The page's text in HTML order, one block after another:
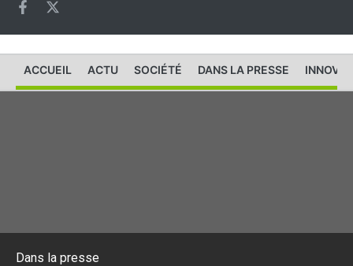
ACCUEIL ACTU SOCIÉTÉ DANS LA PRESSE
Dans la presse